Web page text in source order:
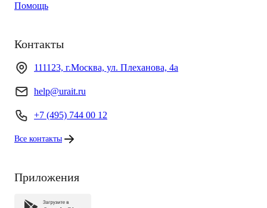
Помощь
Контакты
111123, г.Москва, ул. Плеханова, 4а
help@urait.ru
+7 (495) 744 00 12
Все контакты
Приложения